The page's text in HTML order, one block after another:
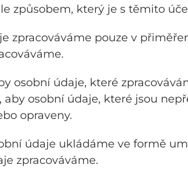
způsobem, který je s těmito
zpracováváme pouze v
osobní údaje, které
osobní údaje, které jsou
opraveny.
údaje ukládáme ve formě
zpracováváme.